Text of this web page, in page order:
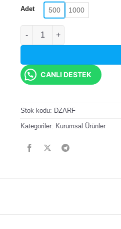
Adet 500 1000
Diplomat Zarf adet
CANLI DESTEK
Stok kodu: DZARF
Kategoriler: Kurumsal Ürünler